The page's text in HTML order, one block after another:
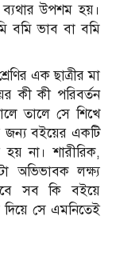
উপশম হয়।
বমি ভাব বা বমি
এক ছাত্রীর মা
কী কী পরিবর্তন
তালে সে শিখে
জন্য বইয়ের একটি
হয় না। শারীরিক,
অভিভাবক লক্ষ্য
সব কি বইয়ে
সে এমনিতেই